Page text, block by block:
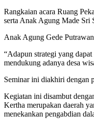
Rangkaian acara Ruang
serta Anak Agung Made Sri
Anak Agung Gede
“Adapun strategi yang
mendukung adanya desa
Seminar ini diakhiri dengan
Kegiatan ini disambut
Kertha merupakan daerah
menekankan pengabdian